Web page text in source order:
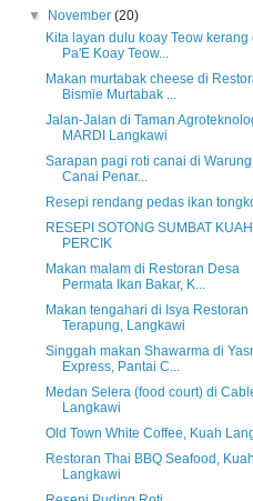
▼
November(20)
Kita layan dulu koay Teow kerang
Pa'E Koay Teow...
Makan murtabak cheese di
Bismie Murtabak ...
Jalan-Jalan di Taman
MARDI Langkawi
Sarapan pagi roti canai di
Canai Penar...
Resepi rendang pedas ikan
RESEPI SOTONG SUMBAT KUAH
PERCIK
Makan malam di Restoran Desa
Permata Ikan Bakar, K...
Makan tengahari di Isya Restoran
Terapung, Langkawi
Singgah makan Shawarma di
Express, Pantai C...
Medan Selera (food court) di
Langkawi
Old Town White Coffee, Kuah
Restoran Thai BBQ Seafood, Kuah
Langkawi